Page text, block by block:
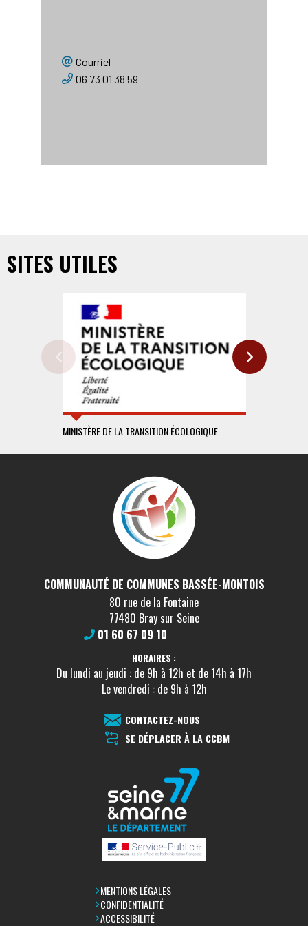
Courriel
06 73 01 38 59
SITES UTILES
MINISTÈRE DE LA TRANSITION ÉCOLOGIQUE
COMMUNAUTÉ DE COMMUNES BASSÉE-MONTOIS
80 rue de la Fontaine
77480 Bray sur Seine
01 60 67 09 10
HORAIRES :
Du lundi au jeudi : de 9h à 12h et de 14h à 17h
Le vendredi : de 9h à 12h
CONTACTEZ-NOUS
SE DÉPLACER À LA CCBM
MENTIONS LÉGALES
CONFIDENTIALITÉ
ACCESSIBILITÉ